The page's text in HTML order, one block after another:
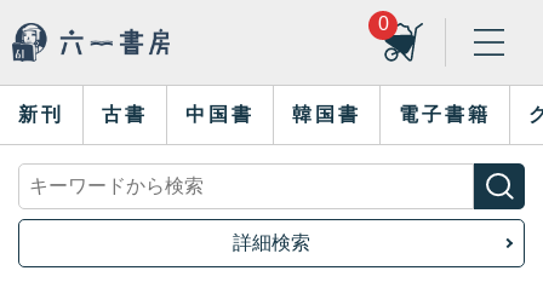
0
新刊 古書 中国書 韓国書 電子書籍
詳細検索